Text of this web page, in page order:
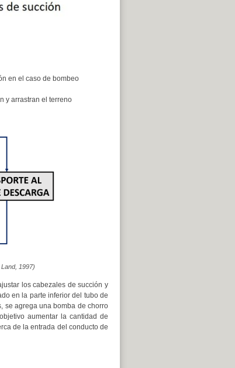
en el caso de bombeo
y arrastran el terreno
1997)
los cabezales de succión y
en la parte inferior del tubo de
se agrega una bomba de chorro
aumentar la cantidad de
de la entrada del conducto de